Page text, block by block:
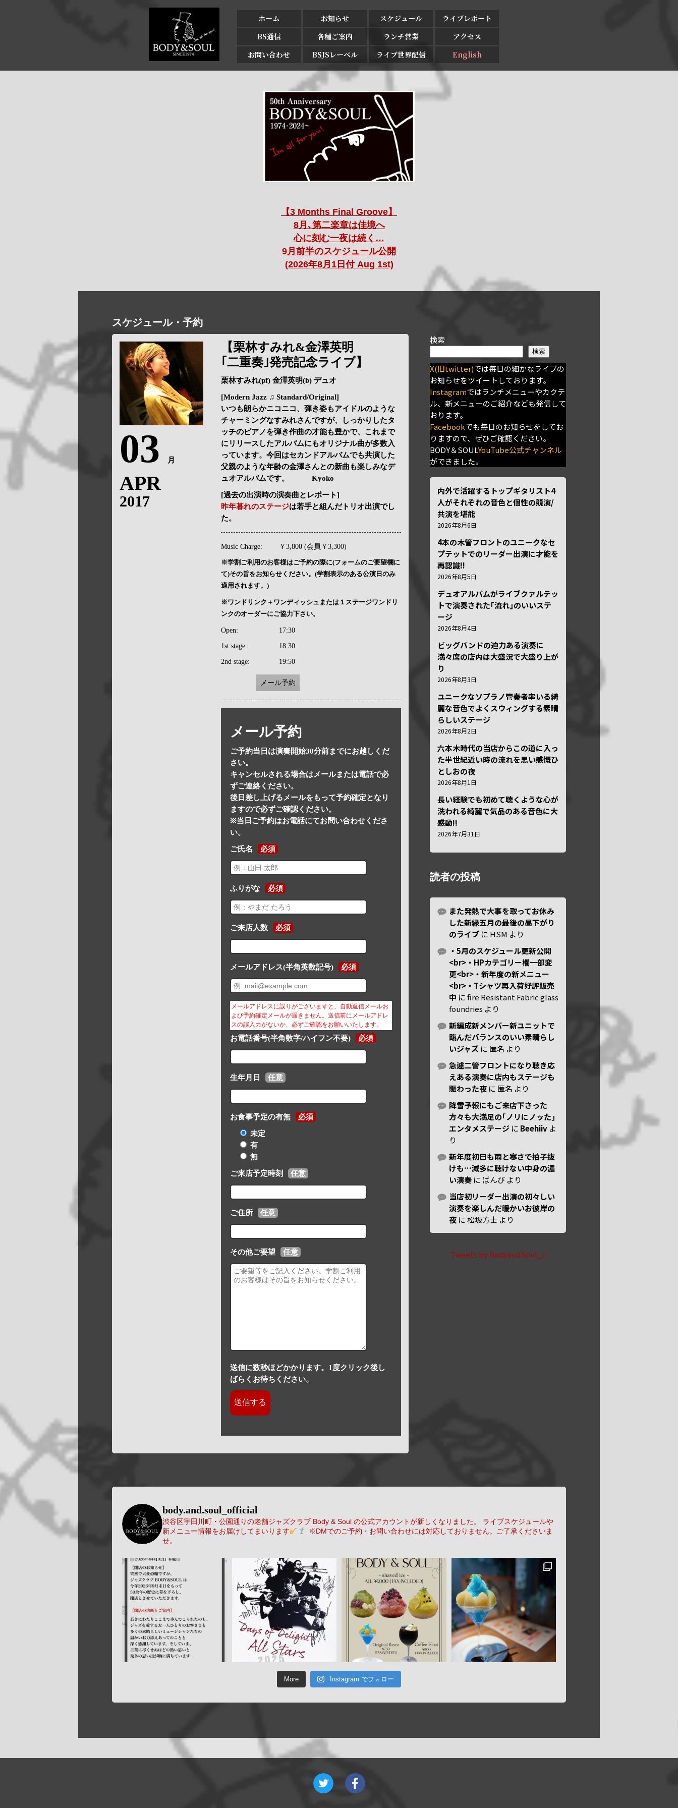
ホーム お知らせ スケジュール
ライブレポート
BS通信
各種ご案内 ランチ営業
アクセス
お問い合わせ
BSJSレーベル ライブ世界配信 English
【3 Months Final Groove】
8月､第二楽章は佳境へ
心に刻む一夜は続く…
9月前半のスケジュール公開
(2026年8月1日付 Aug 1st)
スケジュール・予約
03 月
APR
2017
【栗林すみれ&金澤英明
｢二重奏｣発売記念ライブ】
栗林すみれ(pf) 金澤英明(b) デュオ
[Modern Jazz ♫ Standard/Original]
いつも朗らかニコニコ、弾き姿もアイドルのような
チャーミングなすみれさんですが、しっかりしたタ
ッチのピアノを弾き作曲の才能も豊かで、これまで
にリリースしたアルバムにもオリジナル曲が多数入
っています。今回はセカンドアルバムでも共演した
父親のような年齢の金澤さんとの新曲も楽しみなデ
ュオアルバムです。 Kyoko
[過去の出演時の演奏曲とレポート]
昨年暮れのステージは若手と組んだトリオ出演でし
た。
Music Charge: ￥3,800 (会員￥3,300)
※学割ご利用のお客様はご予約の際に(フォームのご要望欄に
て)その旨をお知らせください。(学割表示のある公演日のみ
適用されます。)
※ワンドリンク＋ワンディッシュまたは１ステージワンドリ
ンクのオーダーにご協力下さい。
Open: 17:30
1st stage: 18:30
2nd stage: 19:50
メール予約
メール予約
ご予約当日は演奏開始30分前までにお越しくだ
さい。
キャンセルされる場合はメールまたは電話で必
ずご連絡ください。
後日差し上げるメールをもって予約確定となり
ますので必ずご確認ください。
※当日ご予約はお電話にてお問い合わせくださ
い。
ご氏名 必須
ふりがな 必須
ご来店人数 必須
メールアドレス(半角英数記号) 必須
メールアドレスに誤りがございますと、自動返信メールお
よび予約確定メールが届きません。送信前にメールアドレ
スの誤入力がないか、必ずご確認をお願いいたします。
お電話番号(半角数字/ハイフン不要) 必須
生年月日 任意
お食事予定の有無 必須
未定
有
無
ご来店予定時刻 任意
ご住所 任意
その他ご要望 任意
送信に数秒ほどかかります。1度クリック後し
ばらくお待ちください。
検索
検索
X(旧twitter)では毎日の細かなライブの
お知らせをツイートしております。
Instagramではランチメニューやカクテ
ル、新メニューのご紹介なども発信して
おります。
Facebookでも毎日のお知らせをしてお
りますので、ぜひご確認ください。
BODY＆SOULYouTube公式チャンネル
ができました。
内外で活躍するトップギタリスト4
人がそれぞれの音色と個性の競演/
共演を堪能
2026年8月6日
4本の木管フロントのユニークなセ
プテットでのリーダー出演に才能を
再認識!!
2026年8月5日
デュオアルバムがライブクァルテッ
トで演奏された｢流れ｣のいいステ
ージ
2026年8月4日
ビッグバンドの迫力ある演奏に
満々席の店内は大盛況で大盛り上が
り
2026年8月3日
ユニークなソプラノ管奏者率いる綺
麗な音色でよくスウィングする素晴
らしいステージ
2026年8月2日
六本木時代の当店からこの道に入っ
た半世紀近い時の流れを思い感慨ひ
としおの夜
2026年8月1日
長い経験でも初めて聴くような心が
洗われる綺麗で気品のある音色に大
感動!!
2026年7月31日
読者の投稿
また発熱で大事を取ってお休み
した新緑五月の最後の昼下がり
のライブ に HSM より
・5月のスケジュール更新公開
<br>・HPカテゴリー欄一部変
更<br>・新年度の新メニュー
<br>・Tシャツ再入荷好評販売
中 にfire Resistant Fabric glass
foundries より
新編成新メンバー新ユニットで
臨んだバランスのいい素晴らし
いジャズ に 匿名 より
急遽二管フロントになり聴き応
えある演奏に店内もステージも
賑わった夜 に 匿名 より
降雪予報にもご来店下さった
方々も大満足の｢ノリにノッた｣
エンタメステージ に Beehiiv よ
り
新年度初日も雨と寒さで拍子抜
けも…滅多に聴けない中身の濃
い演奏 に ばんび より
当店初リーダー出演の初々しい
演奏を楽しんだ暖かいお彼岸の
夜 に松坂方士 より
Tweets by BodyandSoul_J
body.and.soul_official
渋谷区宇田川町・公園通りの老舗ジャズクラブ Body & Soul の公式アカウントが新しくなりました。
ライブスケジュールや
新メニュー情報をお届けしてまいります
※DMでのご予約・お問い合わせには対応しておりません。ご了承くださいま
せ。
More Instagram でフォロー